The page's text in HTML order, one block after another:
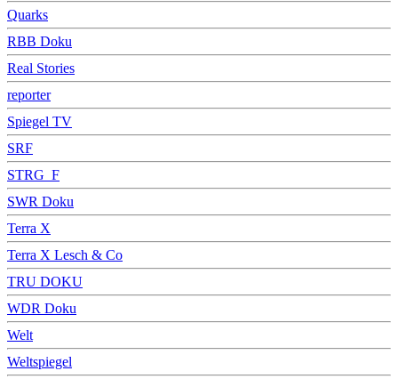
Quarks
RBB Doku
Real Stories
reporter
Spiegel TV
SRF
STRG_F
SWR Doku
Terra X
Terra X Lesch & Co
TRU DOKU
WDR Doku
Welt
Weltspiegel